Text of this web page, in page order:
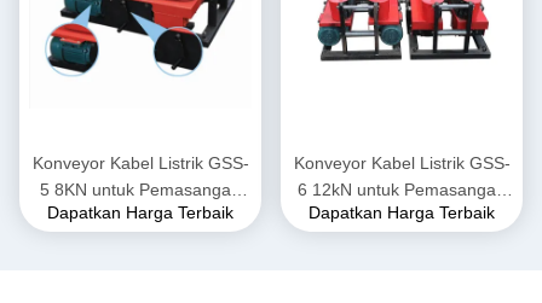
Konveyor Kabel Listrik GSS-
5 8KN untuk Pemasangan
Kabel Listrik Bawah Tanah
Dapatkan Harga Terbaik
Konveyor Kabel Listrik GSS-
6 12kN untuk Pemasangan
Kabel Listrik Bawah Tanah
Dapatkan Harga Terbaik